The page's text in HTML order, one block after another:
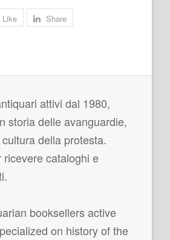
Like Share
attivi dal 1980,
storia delle avanguardie,
cultura della protesta.
ricevere cataloghi e
booksellers active
on history of the